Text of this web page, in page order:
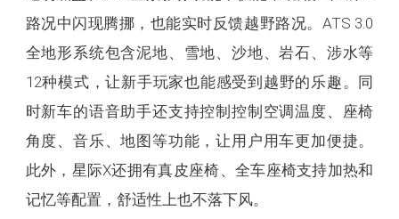
路况中闪现腾挪，也能实时反馈越野路况。ATS 3.0
全地形系统包含泥地、雪地、沙地、岩石、涉水等
12种模式，让新手玩家也能感受到越野的乐趣。同
时新车的语音助手还支持控制控制空调温度、座椅
角度、音乐、地图等功能，让用户用车更加便捷。
此外，星际X还拥有真皮座椅、全车座椅支持加热和
记忆等配置，舒适性上也不落下风。